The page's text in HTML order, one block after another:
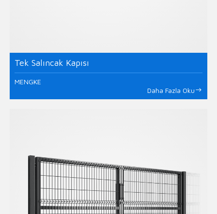
Tek Salıncak Kapısı
MENGKE
Daha Fazla Oku